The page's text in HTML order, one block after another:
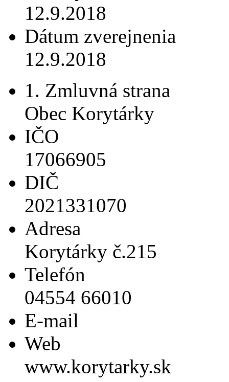
12.9.2018
Dátum zverejnenia
12.9.2018
1. Zmluvná strana
Obec Korytárky
IČO
17066905
DIČ
2021331070
Adresa
Korytárky č.215
Telefón
04554 66010
E-mail
Web
www.korytarky.sk